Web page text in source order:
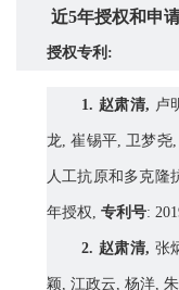
近5年授权和申
授权专利 :
1. 赵肃清, 卢
龙,崔锡平,卫梦尧
人工抗原和多克隆
年授权, 专利号:
2. 赵肃清, 张
颖, 江政云, 杨洋,